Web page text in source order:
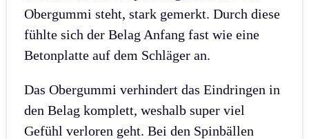
Obergummi steht, stark gemerkt. Durch diese
fühlte sich der Belag Anfang fast wie eine
Betonplatte auf dem Schläger an.
Das Obergummi verhindert das Eindringen in
den Belag komplett, weshalb super viel
Gefühl verloren geht. Bei den Spinbällen